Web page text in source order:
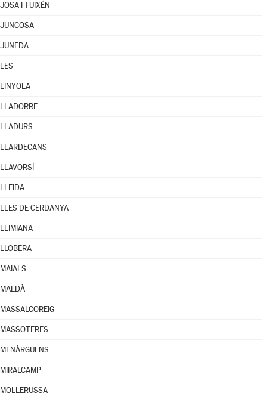
JOSA I TUIXÉN
JUNCOSA
JUNEDA
LES
LINYOLA
LLADORRE
LLADURS
LLARDECANS
LLAVORSÍ
LLEIDA
LLES DE CERDANYA
LLIMIANA
LLOBERA
MAIALS
MALDÀ
MASSALCOREIG
MASSOTERES
MENÀRGUENS
MIRALCAMP
MOLLERUSSA